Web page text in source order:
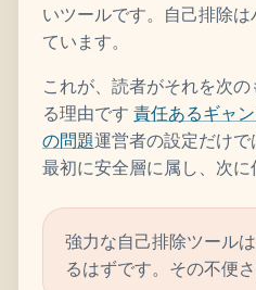
いツールです。自己排除
ています。
これが、読者がそれを次
る理由です 責任あるギャ
の問題運営者の設定だけで
最初に安全層に属し、次に
強力な自己排除ツール
るはずです。その不便